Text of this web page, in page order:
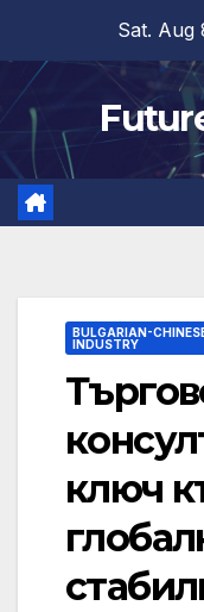
content
Sat. Aug
BULGARIAN-
INDUSTRY
ключ